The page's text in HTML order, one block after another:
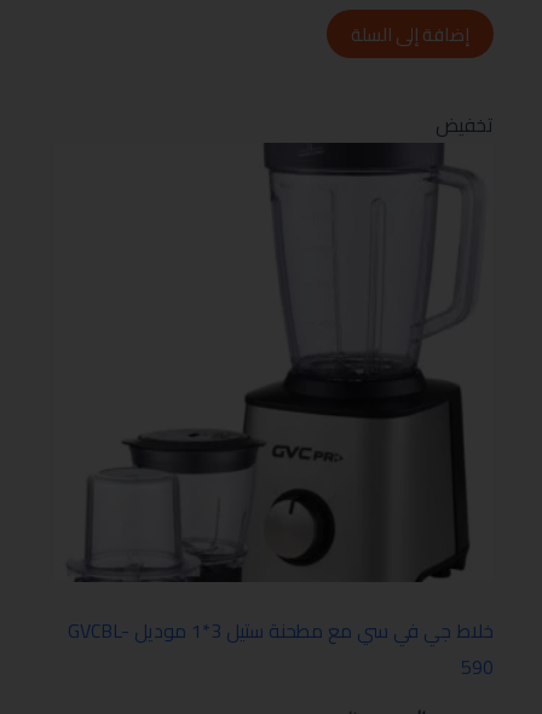
إضافة إلى السلة
تخفيض
خلاط جي في سي مع مطحنة ستيل 3*1 موديل GVCBL-
590